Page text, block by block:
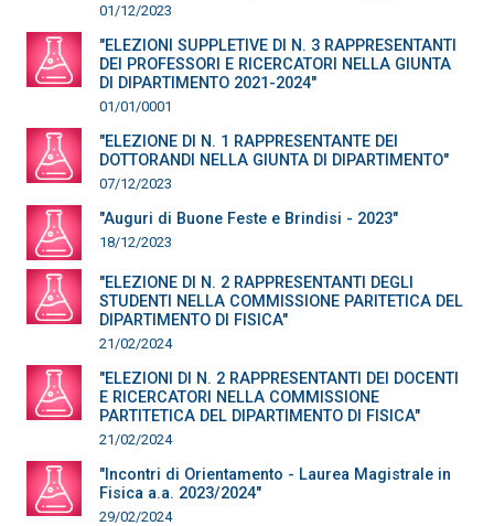
01/12/2023
"ELEZIONI SUPPLETIVE DI N. 3 RAPPRESENTANTI
DEI PROFESSORI E RICERCATORI NELLA GIUNTA
DI DIPARTIMENTO 2021-2024"
01/01/0001
"ELEZIONE DI N. 1 RAPPRESENTANTE DEI
DOTTORANDI NELLA GIUNTA DI DIPARTIMENTO"
07/12/2023
"Auguri di Buone Feste e Brindisi - 2023"
18/12/2023
"ELEZIONE DI N. 2 RAPPRESENTANTI DEGLI
STUDENTI NELLA COMMISSIONE PARITETICA DEL
DIPARTIMENTO DI FISICA"
21/02/2024
"ELEZIONI DI N. 2 RAPPRESENTANTI DEI DOCENTI
E RICERCATORI NELLA COMMISSIONE
PARTITETICA DEL DIPARTIMENTO DI FISICA"
21/02/2024
"Incontri di Orientamento - Laurea Magistrale in
Fisica a.a. 2023/2024"
29/02/2024